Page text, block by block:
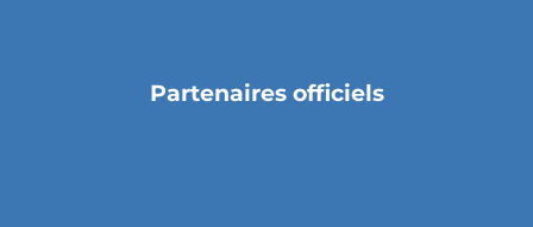
Partenaires officiels